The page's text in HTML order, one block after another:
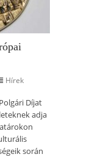
Hírek
Díjat
adja
során